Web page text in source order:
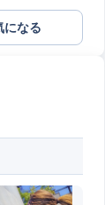
になる